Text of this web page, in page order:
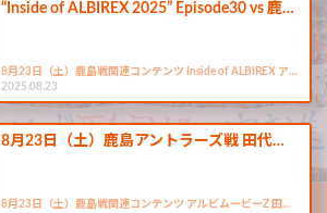
“Inside of ALBIREX 2025” Episode30 vs 鹿…
8月23日（土）鹿島戦関連コンテンツ Inside of ALBIREX ア…
2025.08.23
8月23日（土）鹿島アントラーズ戦 田代…
8月23日（土）鹿島戦関連コンテンツ アルビムービーZ 田…